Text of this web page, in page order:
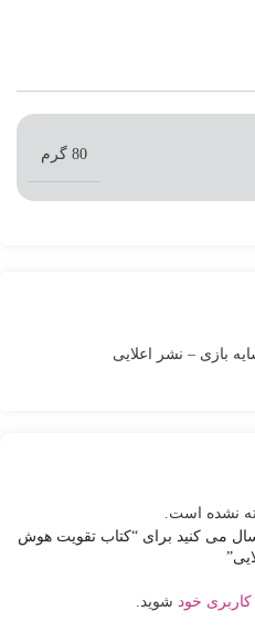
80 گرم
نشده است.
می کنید برای “کتاب تقویت هوش
خود شوید.